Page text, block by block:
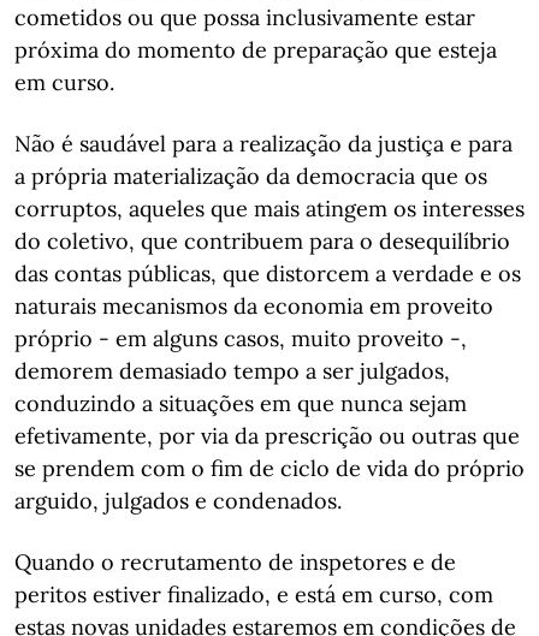
cometidos ou que possa inclusivamente estar
próxima do momento de preparação que esteja
em curso.
Não é saudável para a realização da justiça e para
a própria materialização da democracia que os
corruptos, aqueles que mais atingem os interesses
do coletivo, que contribuem para o desequilíbrio
das contas públicas, que distorcem a verdade e os
naturais mecanismos da economia em proveito
próprio - em alguns casos, muito proveito -,
demorem demasiado tempo a ser julgados,
conduzindo a situações em que nunca sejam
efetivamente, por via da prescrição ou outras que
se prendem com o fim de ciclo de vida do próprio
arguido, julgados e condenados.
Quando o recrutamento de inspetores e de
peritos estiver finalizado, e está em curso, com
estas novas unidades estaremos em condições de